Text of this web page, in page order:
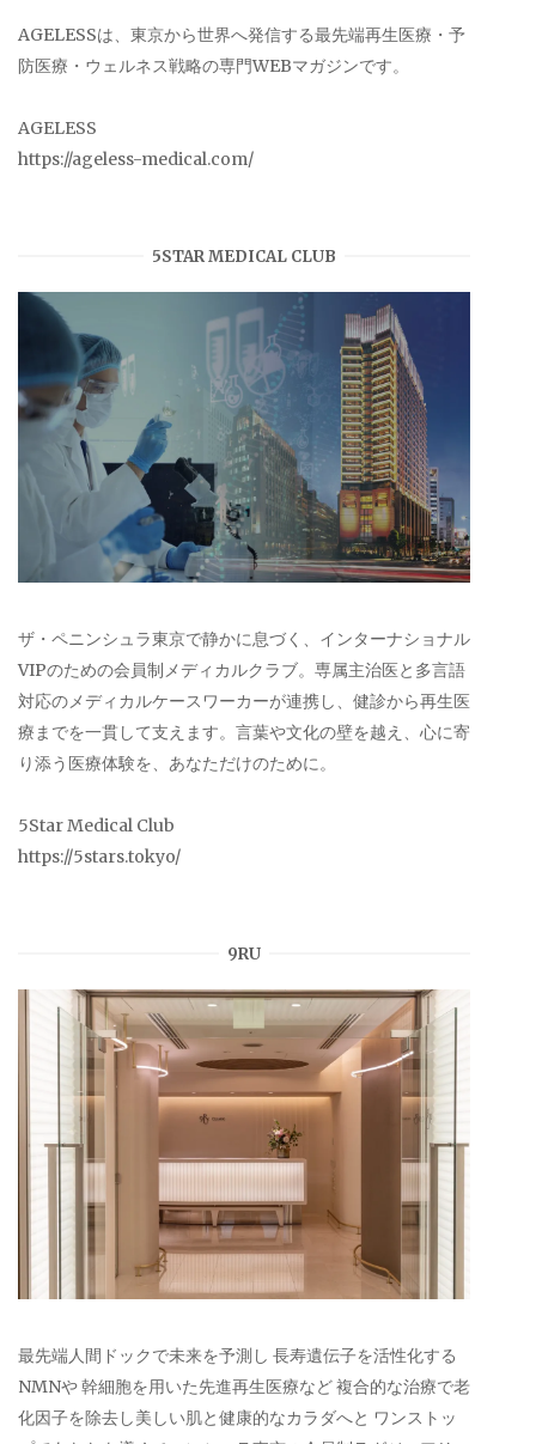
AGELESSは、東京から世界へ発信する最先端再生医療・予
防医療・ウェルネス戦略の専門WEBマガジンです。
AGELESS
https://ageless-medical.com/
5STAR MEDICAL CLUB
ザ・ペニンシュラ東京で静かに息づく、インターナショナル
VIPのための会員制メディカルクラブ。専属主治医と多言語
対応のメディカルケースワーカーが連携し、健診から再生医
療までを一貫して支えます。言葉や文化の壁を越え、心に寄
り添う医療体験を、あなただけのために。
5Star Medical Club
https://5stars.tokyo/
9RU
最先端人間ドックで未来を予測し 長寿遺伝子を活性化する
NMNや 幹細胞を用いた先進再生医療など 複合的な治療で老
化因子を除去し美しい肌と健康的なカラダへと ワンストッ